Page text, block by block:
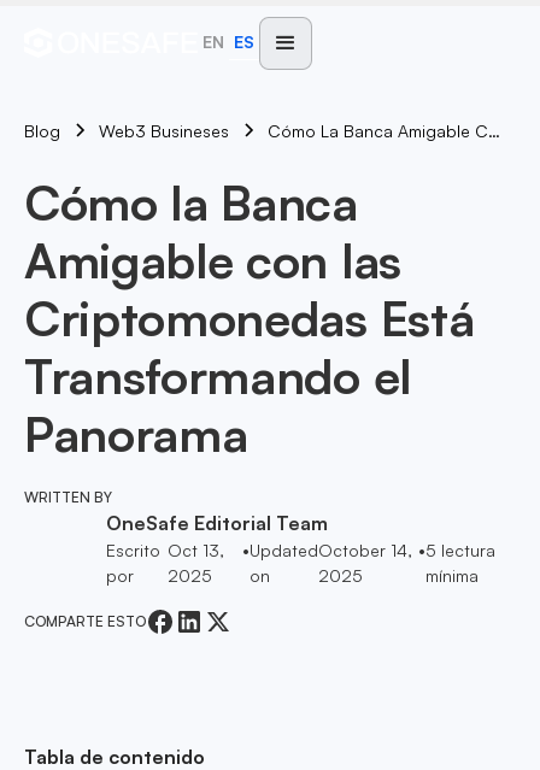
EN ES
Blog Web3 Busineses Cómo La Banca Amigable Con Las Criptomonedas Está Transformando El Panorama
Cómo la Banca
Amigable con las
Criptomonedas Está
Transformando el
Panorama
WRITTEN BY
OneSafe Editorial Team
Escrito
por
Oct 13,
2025
•Updated
on
October 14,
2025
•5 lectura
mínima
COMPARTE ESTO
Tabla de contenido